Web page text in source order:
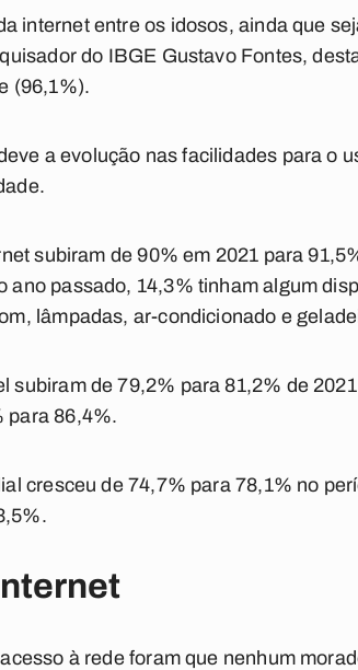
internet entre os idosos, ainda que
do IBGE Gustavo Fontes,
(96,1%).
a evolução nas facilidades para o
subiram de 90% em 2021 para
ano passado, 14,3% tinham algum
lâmpadas, ar-condicionado e
subiram de 79,2% para 81,2% de
para 86,4%.
cresceu de 74,7% para 78,1% no
à rede foram que nenhum